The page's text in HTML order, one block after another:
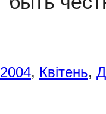
2004, Квітень,